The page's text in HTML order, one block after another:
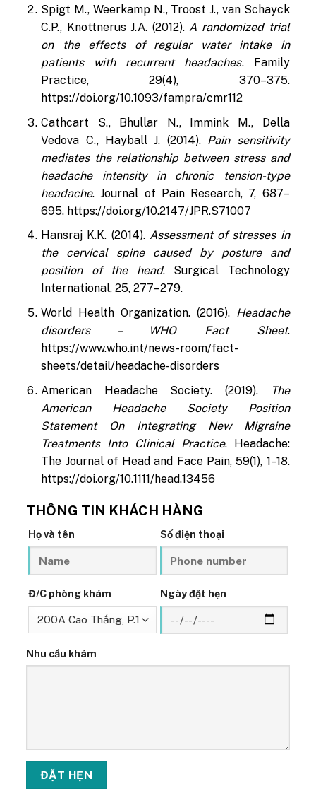
Spigt M., Weerkamp N., Troost J., van Schayck
C.P., Knottnerus J.A. (2012).A randomized trial
on the effects of regular water intake in
patients with recurrent headaches. Family
Practice, 29(4), 370–375.
https://doi.org/10.1093/fampra/cmr112
Cathcart S., Bhullar N., Immink M., Della
Vedova C., Hayball J. (2014). Pain sensitivity
mediates the relationship between stress and
headache intensity in chronic tension-type
headache. Journal of Pain Research, 7, 687–
695. https://doi.org/10.2147/JPR.S71007
Hansraj K.K. (2014). Assessment of stresses in
the cervical spine caused by posture and
position of the head. Surgical Technology
International, 25, 277–279.
World Health Organization. (2016). Headache
disorders – WHO Fact Sheet.
https://www.who.int/news-room/fact-
sheets/detail/headache-disorders
American Headache Society. (2019).
The
American Headache Society Position
Statement On Integrating New Migraine
Treatments Into Clinical Practice. Headache:
The Journal of Head and Face Pain, 59(1), 1–18.
https://doi.org/10.1111/head.13456
THÔNG TIN KHÁCH HÀNG
Họ và tên Số điện thoại
Đ/C phòng khám Ngày đặt hẹn
Nhu cầu khám